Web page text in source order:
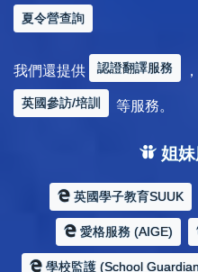
夏令營查詢
我們還提供 認證翻譯服務 ，
英國參訪/培訓 等服務。
姐
英國學子教育SUUK
愛格服務 (AIGE)
學校監護 (School